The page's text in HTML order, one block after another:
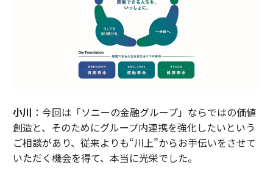
小川 ：今回は「ソニーの金融グループ」ならではの価値
創造と、そのためにグループ内連携を強化したいという
ご相談があり、従来よりも“川上”からお手伝いをさせて
いただく機会を得て、本当に光栄でした。